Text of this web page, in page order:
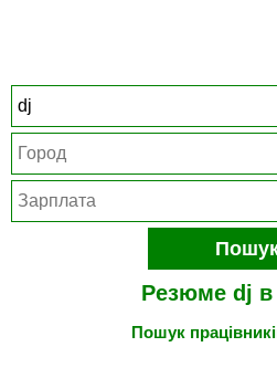
Резюме dj в
Пошук